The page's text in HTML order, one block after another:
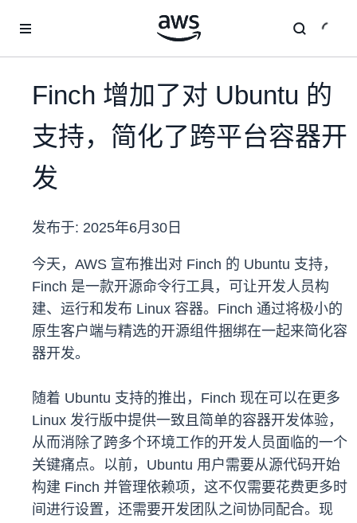
Finch 增加了对 Ubuntu 的
支持，简化了跨平台容器开
发
发布于: 2025年6月30日
今天，AWS 宣布推出对 Finch 的 Ubuntu 支持，
Finch 是一款开源命令行工具，可让开发人员构
建、运行和发布 Linux 容器。Finch 通过将极小的
原生客户端与精选的开源组件捆绑在一起来简化容
器开发。
随着 Ubuntu 支持的推出，Finch 现在可以在更多
Linux 发行版中提供一致且简单的容器开发体验，
从而消除了跨多个环境工作的开发人员面临的一个
关键痛点。以前，Ubuntu 用户需要从源代码开始
构建 Finch 并管理依赖项，这不仅需要花费更多时
间进行设置，还需要开发团队之间协同配合。现